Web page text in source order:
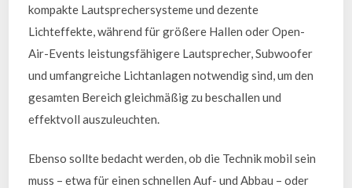
kompakte Lautsprechersysteme und dezente
Lichteffekte, während für größere Hallen oder Open-
Air-Events leistungsfähigere Lautsprecher, Subwoofer
und umfangreiche Lichtanlagen notwendig sind, um den
gesamten Bereich gleichmäßig zu beschallen und
effektvoll auszuleuchten.
Ebenso sollte bedacht werden, ob die Technik mobil sein
muss – etwa für einen schnellen Auf- und Abbau – oder